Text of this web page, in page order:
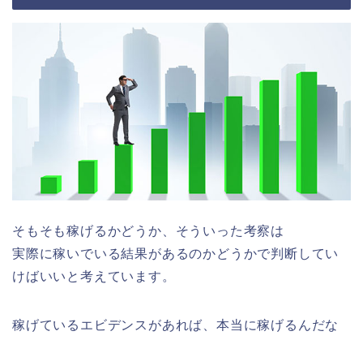
そもそも稼げるかどうか、そういった考察は
実際に稼いでいる結果があるのかどうかで判断してい
けばいいと考えています。
稼げているエビデンスがあれば、本当に稼げるんだな